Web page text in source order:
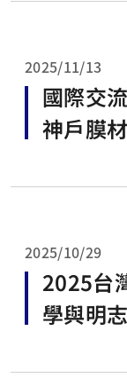
2025/11/13
國際交
神戶膜
2025/10/29
2025台
學與明